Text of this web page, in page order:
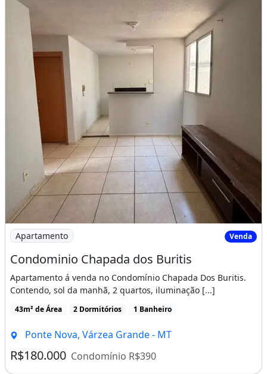
Imagem: Condominio Chapada dos Buritis
Apartamento Venda
Condominio Chapada dos Buritis
Apartamento á venda no Condomínio Chapada Dos Buritis.
Contendo, sol da manhã, 2 quartos, iluminação [...]
43m² de Área 2 Dormitórios 1 Banheiro
Ponte Nova, Várzea Grande - MT
R$180.000 Condomínio R$390